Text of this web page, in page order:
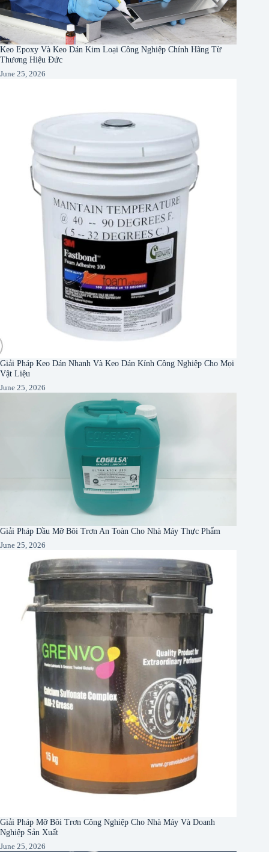
Keo Epoxy Và Keo Dán Kim Loại Công Nghiệp Chính Hãng Từ
Thương Hiệu Đức
June 25, 2026
Giải Pháp Keo Dán Nhanh Và Keo Dán Kính Công Nghiệp Cho Mọi
Vật Liệu
June 25, 2026
Giải Pháp Dầu Mỡ Bôi Trơn An Toàn Cho Nhà Máy Thực Phẩm
June 25, 2026
Giải Pháp Mỡ Bôi Trơn Công Nghiệp Cho Nhà Máy Và Doanh
Nghiệp Sản Xuất
June 25, 2026